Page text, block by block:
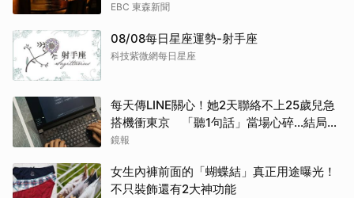
EBC 東森新聞
08/08每日星座運勢-射手座
科技紫微網每日星座
每天傳LINE關心！她2天聯絡不上25歲兒急
搭機衝東京 「聽1句話」當場心碎...結局看
哭網
鏡報
女生內褲前面的「蝴蝶結」真正用途曝光！
不只裝飾還有2大神功能